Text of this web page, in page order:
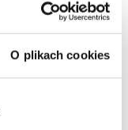
O plikach cookies